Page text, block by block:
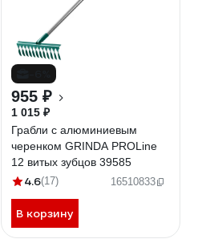
955 ₽
1 015 ₽
Грабли с алюминиевым
черенком GRINDA PROLine
12 витых зубцов 39585
4.6(17) 16510833
В корзину